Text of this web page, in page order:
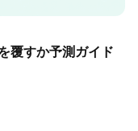
覆すか予測ガイド